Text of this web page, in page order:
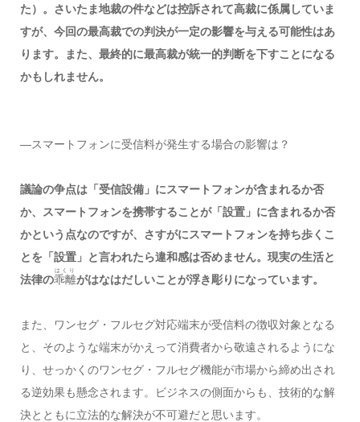
た）。さいたま地裁の件などは控訴されて高裁に係属していま
すが、今回の最高裁での判決が一定の影響を与える可能性はあ
ります。また、最終的に最高裁が統一的判断を下すことになる
かもしれません。
―スマートフォンに受信料が発生する場合の影響は？
議論の争点は「受信設備」にスマートフォンが含まれるか否
か、スマートフォンを携帯することが「設置」に含まれるか否
かという点なのですが、さすがにスマートフォンを持ち歩くこ
とを「設置」と言われたら違和感は否めません。現実の生活と
法律の乖離
はくり
がはなはだしいことが浮き彫りになっています。
また、ワンセグ・フルセグ対応端末が受信料の徴収対象となる
と、そのような端末がかえって消費者から敬遠されるようにな
り、せっかくのワンセグ・フルセグ機能が市場から締め出され
る逆効果も懸念されます。ビジネスの側面からも、技術的な解
決とともに立法的な解決が不可避だと思います。